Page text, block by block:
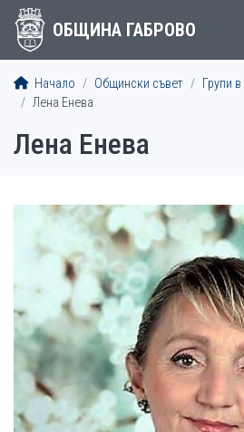
ОБЩИНА ГАБРОВО
Начало Общински съвет
Групи
Лена Енева
Лена Енева